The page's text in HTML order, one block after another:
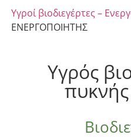
Υγροί βιοδιεγέρτες –
ΕΝΕΡΓΟΠΟΙΗΤΗΣ
Υγρός